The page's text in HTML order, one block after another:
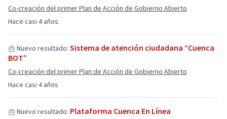
Hace casi 4 años
Co-creación del primer Plan de Acción de Gobierno Abierto
Hace casi 4 años
Nuevo resultado: Sistema de atención ciudadana “Cuenca
BOT”
Co-creación del primer Plan de Acción de Gobierno Abierto
Nuevo resultado: Plataforma Cuenca En Línea